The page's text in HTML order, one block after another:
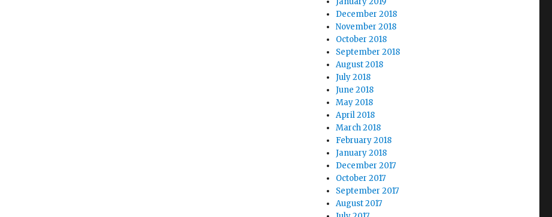
December 2018
November 2018
October 2018
September 2018
August 2018
July 2018
June 2018
May 2018
April 2018
March 2018
February 2018
January 2018
December 2017
October 2017
September 2017
August 2017